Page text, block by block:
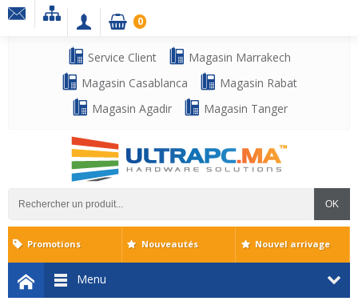
Service Client
Magasin Marrakech
Magasin Casablanca
Magasin Rabat
Magasin Agadir
Magasin Tanger
OK
0
Menu
Promotions Nouveautés Nouvel arrivage